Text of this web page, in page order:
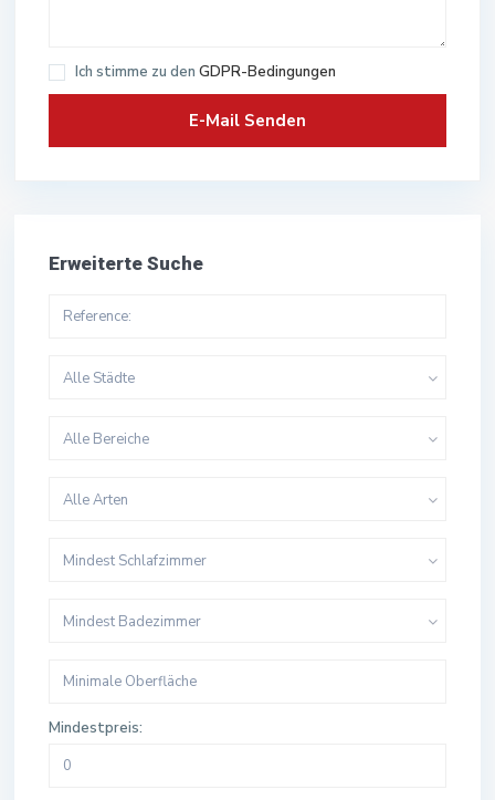
Ich stimme zu den GDPR-Bedingungen
Erweiterte Suche
Alle Städte
Alle Bereiche
Alle Arten
Mindest Schlafzimmer
Mindest Badezimmer
Mindestpreis: